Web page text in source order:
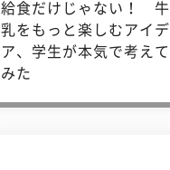
給食だけじゃない！ 牛
乳をもっと楽しむアイデ
ア、学生が本気で考えて
みた